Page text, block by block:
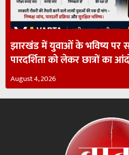
झारखंड में युवाओं के भविष्य पर
पारदर्शिता को लेकर छात्रों का
August 4, 2026